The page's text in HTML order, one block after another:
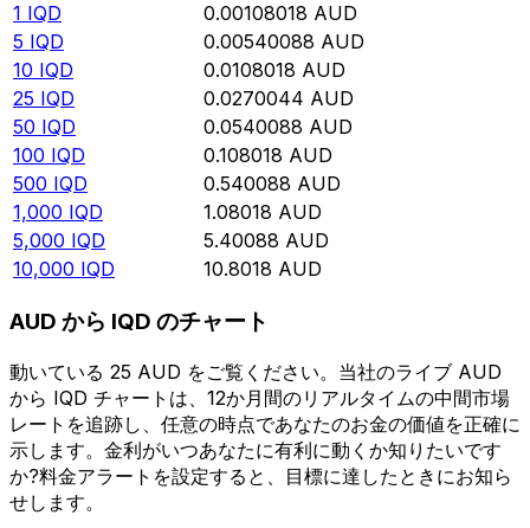
1 IQD 0.00108018 AUD
5 IQD 0.00540088 AUD
10 IQD 0.0108018 AUD
25 IQD 0.0270044 AUD
50 IQD 0.0540088 AUD
100 IQD 0.108018 AUD
500 IQD 0.540088 AUD
1,000 IQD 1.08018 AUD
5,000 IQD 5.40088 AUD
10,000 IQD 10.8018 AUD
AUD から IQD のチャート
動いている 25 AUD をご覧ください。当社のライブ AUD
から IQD チャートは、12か月間のリアルタイムの中間市場
レートを追跡し、任意の時点であなたのお金の価値を正確に
示します。金利がいつあなたに有利に動くか知りたいです
か?料金アラートを設定すると、目標に達したときにお知ら
せします。